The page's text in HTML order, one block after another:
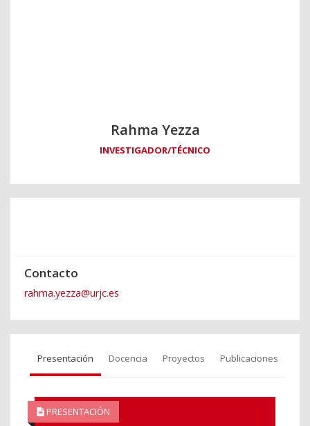
Rahma Yezza
INVESTIGADOR/TÉCNICO
Contacto
rahma.yezza@urjc.es
Presentación Docencia Proyectos Publicaciones
PRESENTACIÓN